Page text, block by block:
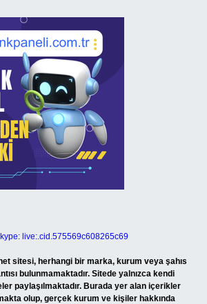
live:.cid.575569c608265c69
sitesi, herhangi bir marka, kurum veya şahıs
bulunmamaktadır. Sitede yalnızca kendi
paylaşılmaktadır. Burada yer alan içerikler
olup, gerçek kurum ve kişiler hakkında